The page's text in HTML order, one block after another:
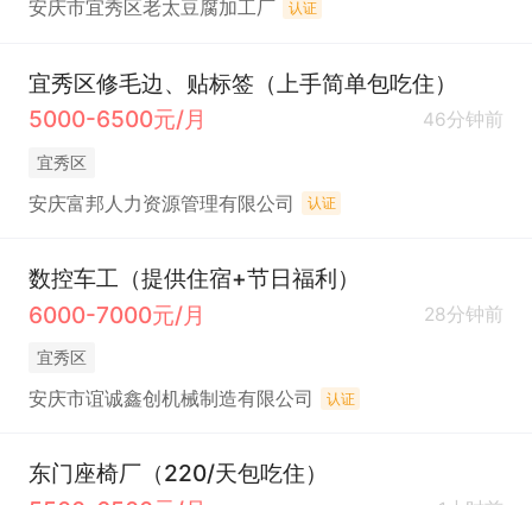
安庆市宜秀区老太豆腐加工厂 认证
宜秀区修毛边、贴标签（上手简单包吃住）
5000-6500元/月
46分钟前
宜秀区
安庆富邦人力资源管理有限公司 认证
数控车工（提供住宿+节日福利）
6000-7000元/月
28分钟前
宜秀区
安庆市谊诚鑫创机械制造有限公司 认证
东门座椅厂（220/天包吃住）